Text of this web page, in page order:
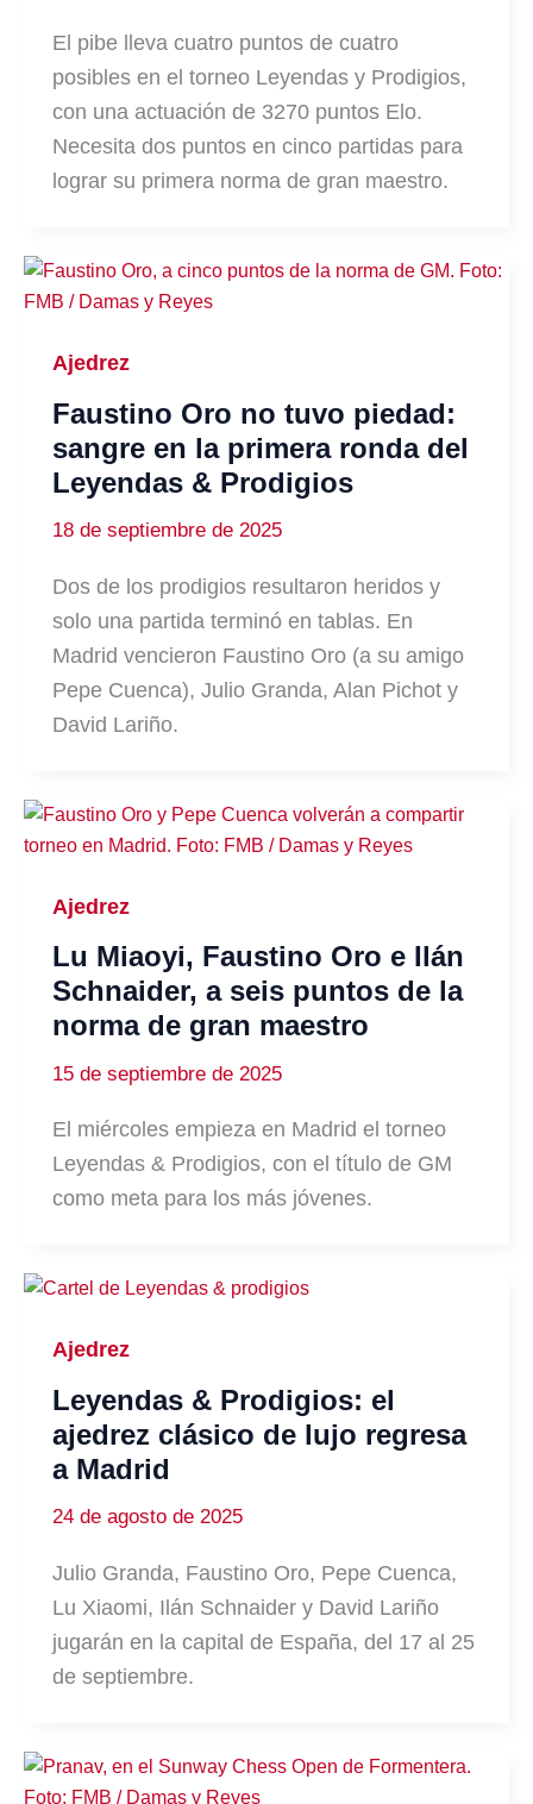
El pibe lleva cuatro puntos de cuatro
posibles en el torneo Leyendas y Prodigios,
con una actuación de 3270 puntos Elo.
Necesita dos puntos en cinco partidas para
lograr su primera norma de gran maestro.
Ajedrez
Faustino Oro no tuvo piedad:
sangre en la primera ronda del
Leyendas & Prodigios
18 de septiembre de 2025
Dos de los prodigios resultaron heridos y
solo una partida terminó en tablas. En
Madrid vencieron Faustino Oro (a su amigo
Pepe Cuenca), Julio Granda, Alan Pichot y
David Lariño.
Ajedrez
Lu Miaoyi, Faustino Oro e Ilán
Schnaider, a seis puntos de la
norma de gran maestro
15 de septiembre de 2025
El miércoles empieza en Madrid el torneo
Leyendas & Prodigios, con el título de GM
como meta para los más jóvenes.
Ajedrez
Leyendas & Prodigios: el
ajedrez clásico de lujo regresa
a Madrid
24 de agosto de 2025
Julio Granda, Faustino Oro, Pepe Cuenca,
Lu Xiaomi, Ilán Schnaider y David Lariño
jugarán en la capital de España, del 17 al 25
de septiembre.